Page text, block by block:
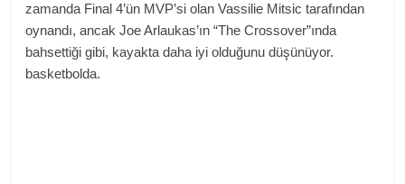
zamanda Final 4’ün MVP’si olan Vassilie Mitsic tarafından
oynandı, ancak Joe Arlaukas’ın “The Crossover”ında
bahsettiği gibi, kayakta daha iyi olduğunu düşünüyor.
basketbolda.